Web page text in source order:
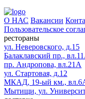
О НАС Вакансии
Пользовательское
рестораны
ул. Неверовского, д.15
Балаклавский пр.,
пр. Андропова, вл.21А
ул. Стартовая, д.12
МКАД, 19-ый км.,
Мытищи, ул.